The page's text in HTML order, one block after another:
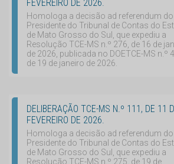
FEVEREIRO DE 2026.
Homologa a decisão ad referendum do
Presidente do Tribunal de Contas do
de Mato Grosso do Sul, que expediu a
Resolução TCE-MS n.º 276, de 16 de
de 2026, publicada no DOETCE-MS n.º
de 19 de janeiro de 2026.
DELIBERAÇÃO TCE-MS N.º 111, DE 11
FEVEREIRO DE 2026.
Homologa a decisão ad referendum do
Presidente do Tribunal de Contas do
de Mato Grosso do Sul, que expediu a
Resolução TCE-MS n.º 275, de 19 de